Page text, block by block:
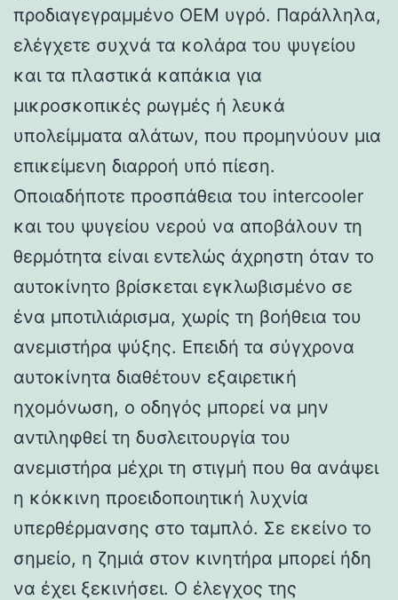
προδιαγεγραμμένο OEM υγρό. Παράλληλα,
ελέγχετε συχνά τα κολάρα του ψυγείου
και τα πλαστικά καπάκια για
μικροσκοπικές ρωγμές ή λευκά
υπολείμματα αλάτων, που προμηνύουν μια
επικείμενη διαρροή υπό πίεση.
Οποιαδήποτε προσπάθεια του intercooler
και του ψυγείου νερού να αποβάλουν τη
θερμότητα είναι εντελώς άχρηστη όταν το
αυτοκίνητο βρίσκεται εγκλωβισμένο σε
ένα μποτιλιάρισμα, χωρίς τη βοήθεια του
ανεμιστήρα ψύξης. Επειδή τα σύγχρονα
αυτοκίνητα διαθέτουν εξαιρετική
ηχομόνωση, ο οδηγός μπορεί να μην
αντιληφθεί τη δυσλειτουργία του
ανεμιστήρα μέχρι τη στιγμή που θα ανάψει
η κόκκινη προειδοποιητική λυχνία
υπερθέρμανσης στο ταμπλό. Σε εκείνο το
σημείο, η ζημιά στον κινητήρα μπορεί ήδη
να έχει ξεκινήσει. Ο έλεγχος της